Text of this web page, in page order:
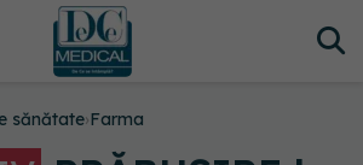
sănătate›Farma